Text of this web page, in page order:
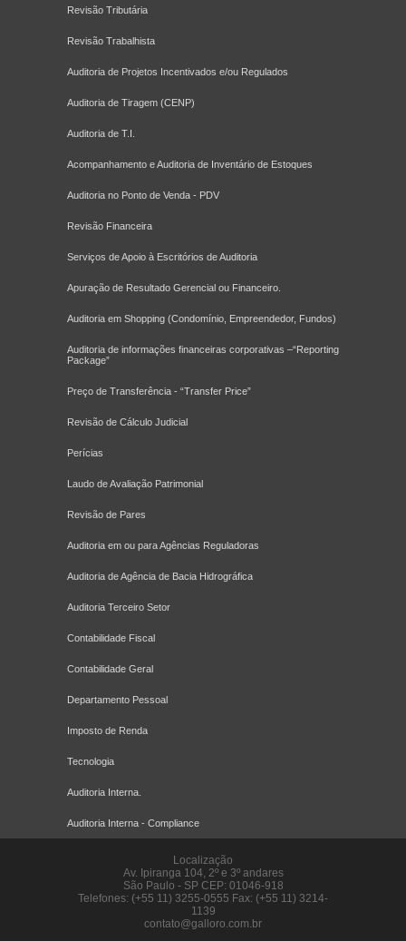
Revisão Tributária
Revisão Trabalhista
Auditoria de Projetos Incentivados e/ou Regulados
Auditoria de Tiragem (CENP)
Auditoria de T.I.
Acompanhamento e Auditoria de Inventário de Estoques
Auditoria no Ponto de Venda - PDV
Revisão Financeira
Serviços de Apoio à Escritórios de Auditoria
Apuração de Resultado Gerencial ou Financeiro.
Auditoria em Shopping (Condomínio, Empreendedor, Fundos)
Auditoria de informações financeiras corporativas –“Reporting
Package”
Preço de Transferência - “Transfer Price”
Revisão de Cálculo Judicial
Perícias
Laudo de Avaliação Patrimonial
Revisão de Pares
Auditoria em ou para Agências Reguladoras
Auditoria de Agência de Bacia Hidrográfica
Auditoria Terceiro Setor
Contabilidade Fiscal
Contabilidade Geral
Departamento Pessoal
Imposto de Renda
Tecnologia
Auditoria Interna.
Auditoria Interna - Compliance
Localização
Av. Ipiranga 104, 2º e 3º andares
São Paulo - SP CEP: 01046-918
Telefones: (+55 11) 3255-0555 Fax: (+55 11) 3214-
1139
contato@galloro.com.br